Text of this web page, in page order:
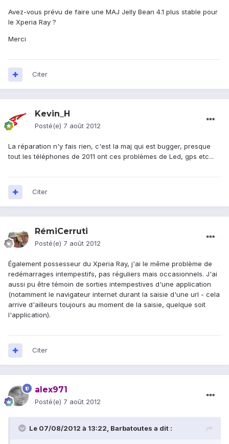
Avez-vous prévu de faire une MAJ Jelly Bean 4.1 plus stable pour
le Xperia Ray ?
Merci
Citer
Kevin_H
Posté(e) 7 août 2012
La réparation n'y fais rien, c'est la maj qui est bugger, presque
tout les téléphones de 2011 ont ces problèmes de Led, gps etc...
Citer
RémiCerruti
Posté(e) 7 août 2012
Également possesseur du Xperia Ray, j'ai le même problème de
redémarrages intempestifs, pas réguliers mais occasionnels. J'ai
aussi pu être témoin de sorties intempestives d'une application
(notamment le navigateur internet durant la saisie d'une url - cela
arrive d'ailleurs toujours au moment de la saisie, quelque soit
l'application).
Citer
alex971
Posté(e) 7 août 2012
Le 07/08/2012 à 13:22, Barbatoutes a dit :